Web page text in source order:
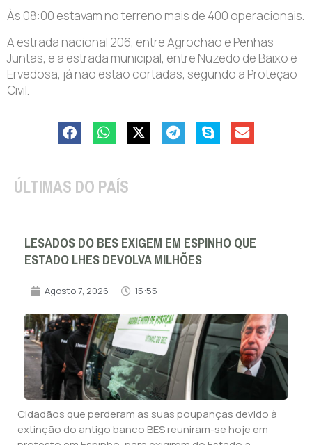
Às 08:00 estavam no terreno mais de 400 operacionais.
A estrada nacional 206, entre Agrochão e Penhas
Juntas, e a estrada municipal, entre Nuzedo de Baixo e
Ervedosa, já não estão cortadas, segundo a Proteção
Civil.
ÚLTIMAS DO PAÍS
LESADOS DO BES EXIGEM EM ESPINHO QUE
ESTADO LHES DEVOLVA MILHÕES
Agosto 7, 2026 15:55
Cidadãos que perderam as suas poupanças devido à
extinção do antigo banco BES reuniram-se hoje em